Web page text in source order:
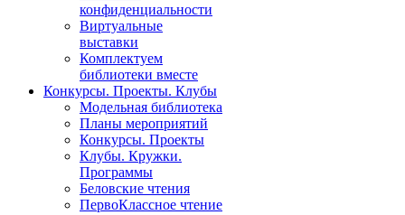
конфиденциальности
Виртуальные
выставки
Комплектуем
библиотеки вместе
Конкурсы. Проекты. Клубы
Модельная библиотека
Планы мероприятий
Конкурсы. Проекты
Клубы. Кружки.
Программы
Беловские чтения
ПервоКлассное чтение